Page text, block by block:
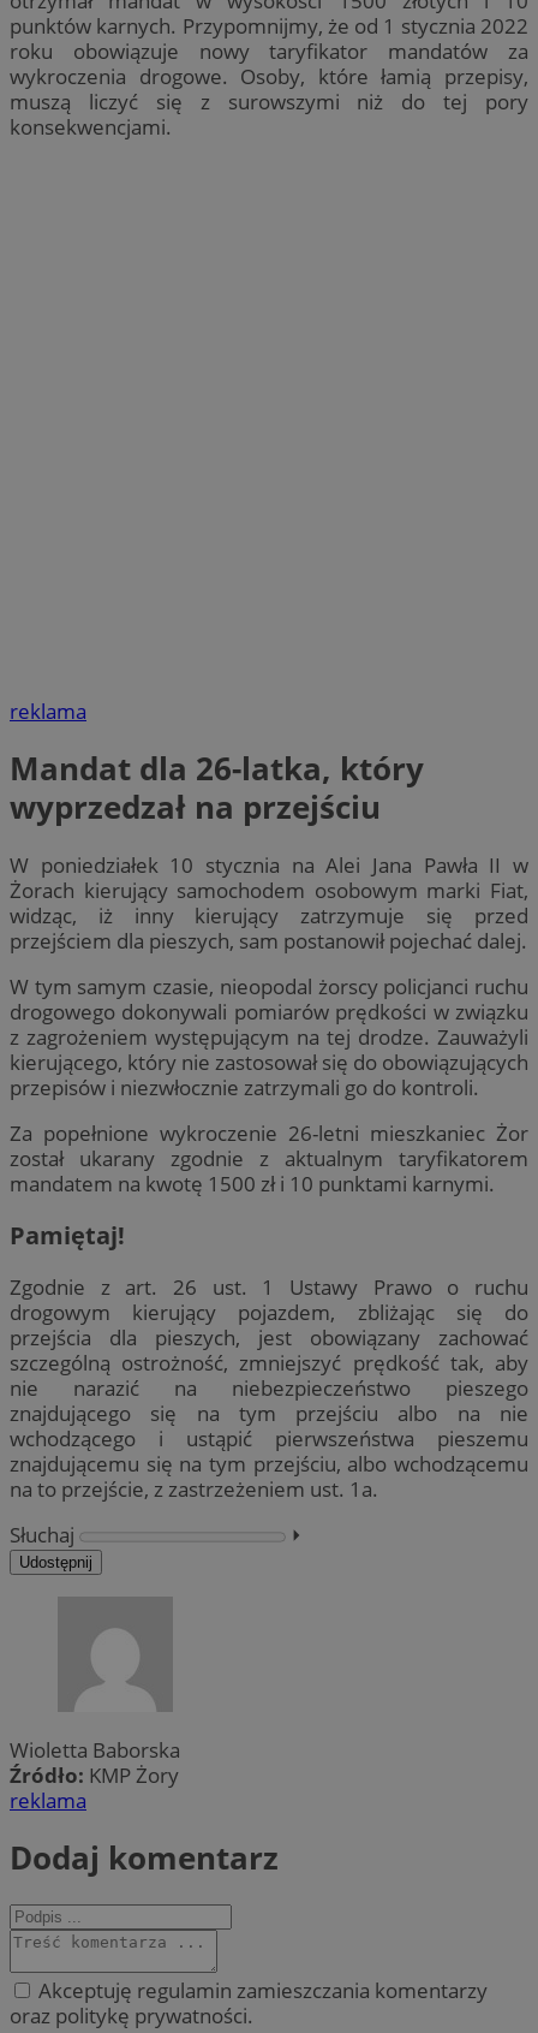
punktów karnych. Przypomnijmy, że od 1 stycznia 2022
roku obowiązuje nowy taryfikator mandatów za
wykroczenia drogowe. Osoby, które łamią przepisy,
muszą liczyć się z surowszymi niż do tej pory
konsekwencjami.
reklama
Mandat dla 26-latka, który
wyprzedzał na przejściu
W poniedziałek 10 stycznia na Alei Jana Pawła II w
Żorach kierujący samochodem osobowym marki Fiat,
widząc, iż inny kierujący zatrzymuje się przed
przejściem dla pieszych, sam postanowił pojechać dalej.
W tym samym czasie, nieopodal żorscy policjanci ruchu
drogowego dokonywali pomiarów prędkości w związku
z zagrożeniem występującym na tej drodze. Zauważyli
kierującego, który nie zastosował się do obowiązujących
przepisów i niezwłocznie zatrzymali go do kontroli.
Za popełnione wykroczenie 26-letni mieszkaniec Żor
został ukarany zgodnie z aktualnym taryfikatorem
mandatem na kwotę 1500 zł i 10 punktami karnymi.
Pamiętaj!
Zgodnie z art. 26 ust. 1 Ustawy Prawo o ruchu
drogowym kierujący pojazdem, zbliżając się do
przejścia dla pieszych, jest obowiązany zachować
szczególną ostrożność, zmniejszyć prędkość tak, aby
nie narazić na niebezpieczeństwo pieszego
znajdującego się na tym przejściu albo na nie
wchodzącego i ustąpić pierwszeństwa pieszemu
znajdującemu się na tym przejściu, albo wchodzącemu
na to przejście, z zastrzeżeniem ust. 1a.
Słuchaj
⏵︎
Udostępnij
Wioletta Baborska
Źródło: KMP Żory
reklama
Dodaj komentarz
Akceptuję regulamin zamieszczania komentarzy
oraz politykę prywatności.